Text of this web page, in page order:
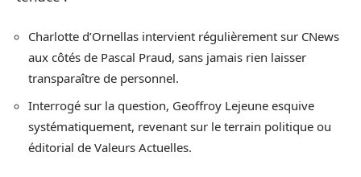
Charlotte d’Ornellas intervient régulièrement sur CNews
aux côtés de Pascal Praud, sans jamais rien laisser
transparaître de personnel.
Interrogé sur la question, Geoffroy Lejeune esquive
systématiquement, revenant sur le terrain politique ou
éditorial de Valeurs Actuelles.